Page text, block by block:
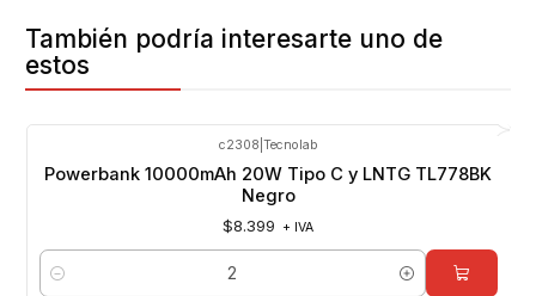
También podría interesarte uno de
estos
c2308 Tecnolab
Powerbank 10000mAh 20W Tipo C y LNTG TL778BK
Negro
$8.399 + IVA
Cantidad